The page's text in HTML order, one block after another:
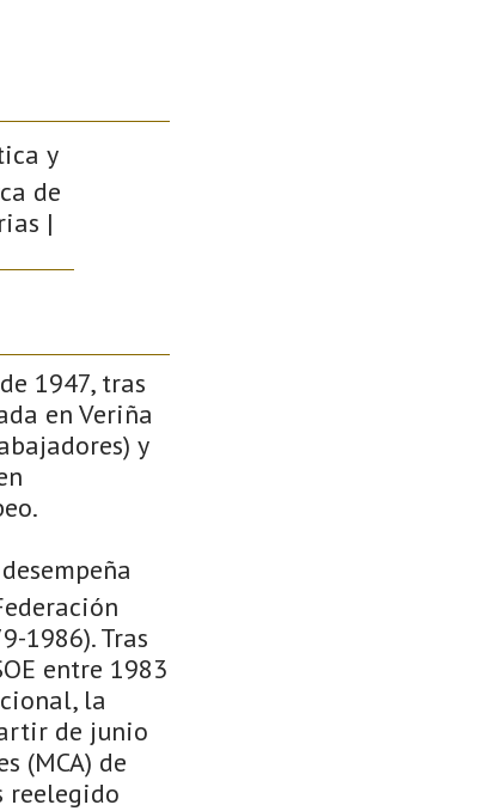
y
de
|
1947, tras
en Veriña
y
desempeña
1986). Tras
entre 1983
la
de junio
(MCA) de
reelegido